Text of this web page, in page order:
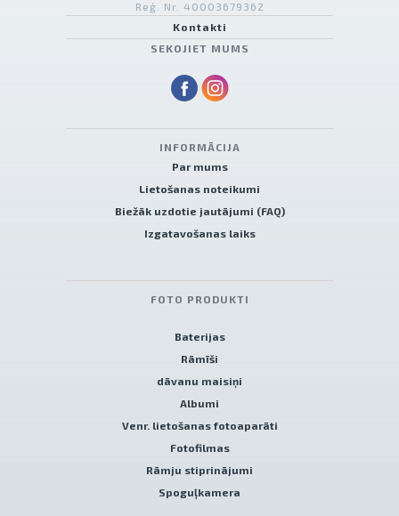
Reģ. Nr. 40003679362
Kontakti
SEKOJIET MUMS
INFORMĀCIJA
Par mums
Lietošanas noteikumi
Biežāk uzdotie jautājumi (FAQ)
Izgatavošanas laiks
FOTO PRODUKTI
Baterijas
Rāmīši
dāvanu maisiņi
Albumi
Venr. lietošanas fotoaparāti
Fotofilmas
Rāmju stiprinājumi
Spoguļkamera